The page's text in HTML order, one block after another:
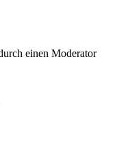
einen Moderator